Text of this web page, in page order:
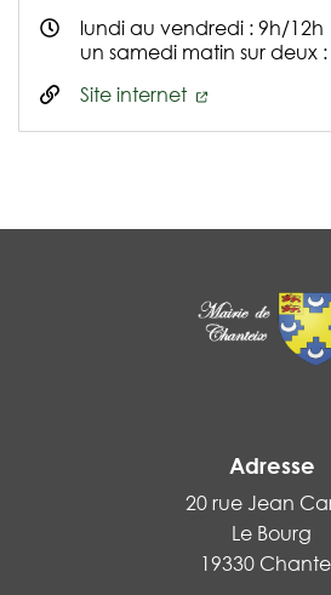
lundi au vendredi : 9h/12h
un samedi matin sur deux
Site internet
Adresse
20 rue Jean
Le Bourg
19330